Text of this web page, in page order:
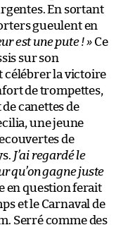
En sortant
gueulent en
est une pute !» Ce
sur son
célébrer la victoire
de trompettes,
canettes de
une jeune
de
J’ai regardé le
qu’on gagne juste
en question ferait
et le Carnaval de
Serré comme des